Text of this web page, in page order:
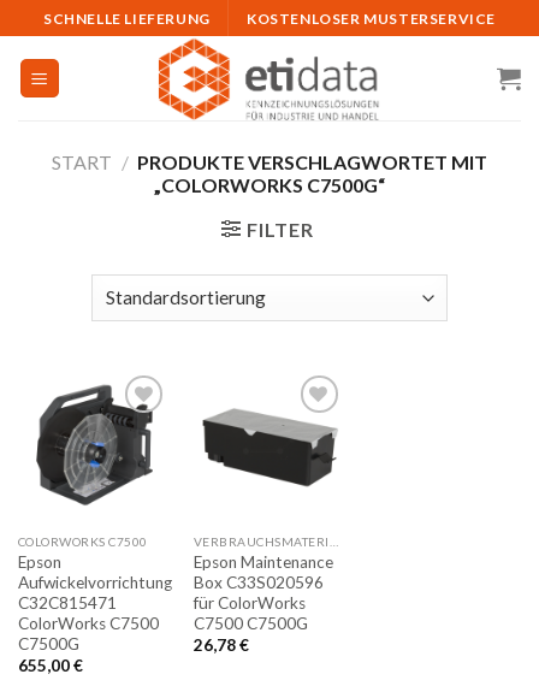
to
content
SCHNELLE LIEFERUNG KOSTENLOSER MUSTERSERVICE
START / PRODUKTE VERSCHLAGWORTET MIT
„COLORWORKS C7500G“
FILTER
Auf
die
Merkliste
COLORWORKS C7500
Epson
Aufwickelvorrichtung
C32C815471
ColorWorks C7500
C7500G
655,00€
Auf
Merkliste
Epson Maintenance
Box C33S020596
für ColorWorks
C7500 C7500G
26,78€